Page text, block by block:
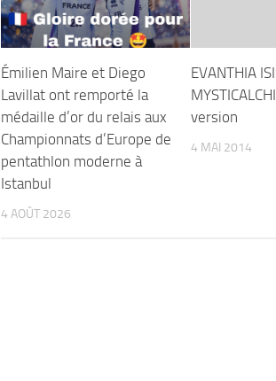
Émilien Maire et Diego
Lavillat ont remporté la
médaille d’or du relais aux
Championnats d’Europe de
pentathlon moderne à
Istanbul
4 AOÛT 2026
EVANTHIA
version
4 MAI 2014